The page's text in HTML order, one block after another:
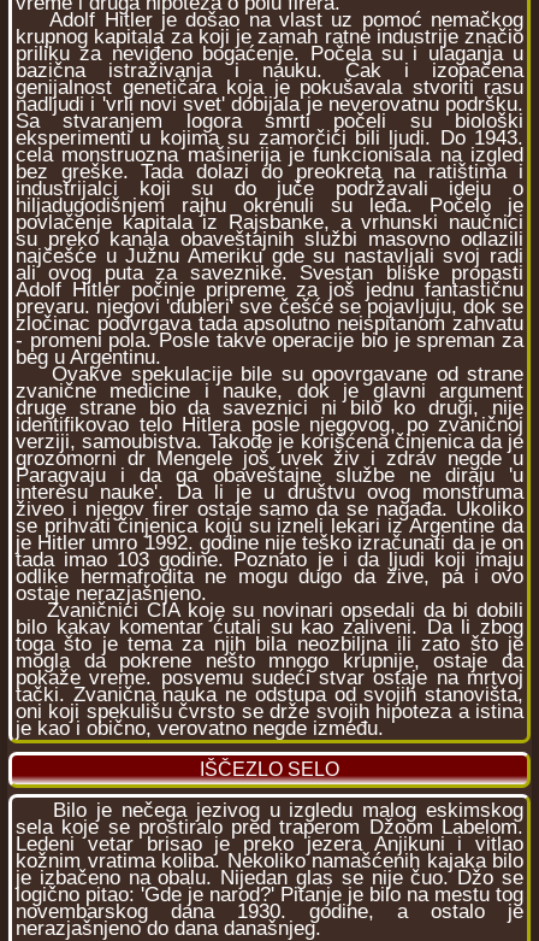
Adolf Hitler je došao na vlast uz pomoć nemačkog
krupnog kapitala za koji je zamah ratne industrije značio
priliku za neviđeno bogaćenje. Počela su i ulaganja u
bazična istraživanja i nauku. Čak i izopačena
genijalnost genetičara koja je pokušavala stvoriti rasu
nadljudi i 'vrli novi svet' dobijala je neverovatnu podršku.
Sa stvaranjem logora smrti počeli su biološki
eksperimenti u kojima su zamorčići bili ljudi. Do 1943.
cela monstruozna mašinerija je funkcionisala na izgled
bez greške. Tada dolazi do preokreta na ratištima i
industrijalci koji su do juče podržavali ideju o
hiljadugodišnjem rajhu okrenuli su leđa. Počelo je
povlačenje kapitala iz Rajsbanke, a vrhunski naučnici
su preko kanala obaveštajnih službi masovno odlazili
najčešće u Južnu Ameriku gde su nastavljali svoj radi
ali ovog puta za saveznike. Svestan bliske propasti
Adolf Hitler počinje pripreme za još jednu fantastičnu
prevaru. njegovi 'dubleri' sve češće se pojavljuju, dok se
zločinac podvrgava tada apsolutno neispitanom zahvatu
- promeni pola. Posle takve operacije bio je spreman za
beg u Argentinu.
Ovakve spekulacije bile su opovrgavane od strane
zvanične medicine i nauke, dok je glavni argument
druge strane bio da saveznici ni bilo ko drugi, nije
identifikovao telo Hitlera posle njegovog, po zvaničnoj
verziji, samoubistva. Takođe je korišćena činjenica da je
grozomorni dr Mengele još uvek živ i zdrav negde u
Paragvaju i da ga obaveštajne službe ne diraju 'u
interesu nauke'. Da li je u društvu ovog monstruma
živeo i njegov firer ostaje samo da se nagađa. Ukoliko
se prihvati činjenica koju su izneli lekari iz Argentine da
je Hitler umro 1992. godine nije teško izračunati da je on
tada imao 103 godine. Poznato je i da ljudi koji imaju
odlike hermafrodita ne mogu dugo da žive, pa i ovo
ostaje nerazjašnjeno.
Zvaničnici CIA koje su novinari opsedali da bi dobili
bilo kakav komentar ćutali su kao zaliveni. Da li zbog
toga što je tema za njih bila neozbiljna ili zato što je
mogla da pokrene nešto mnogo krupnije, ostaje da
pokaže vreme. posvemu sudeći stvar ostaje na mrtvoj
tački. Zvanična nauka ne odstupa od svojih stanovišta,
oni koji spekulišu čvrsto se drže svojih hipoteza a istina
je kao i obično, verovatno negde između.
IŠČEZLO SELO
Bilo je nečega jezivog u izgledu malog eskimskog
sela koje se prostiralo pred traperom Džoom Labelom.
Ledeni vetar brisao je preko jezera Anjikuni i vitlao
kožnim vratima koliba. Nekoliko namašćenih kajaka bilo
je izbačeno na obalu. Nijedan glas se nije čuo. Džo se
logično pitao: 'Gde je narod?' Pitanje je bilo na mestu tog
novembarskog dana 1930. godine, a ostalo je
nerazjašnjeno do dana današnjeg.